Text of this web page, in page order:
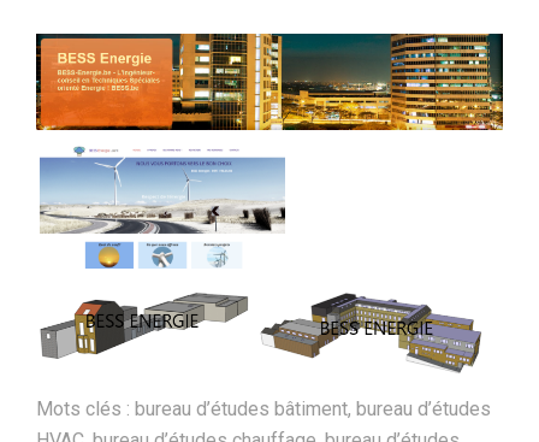
Mots clés : bureau d’études bâtiment, bureau d’études